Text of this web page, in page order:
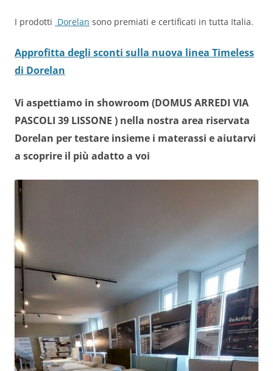
I prodotti Dorelan sono premiati e certificati in tutta Italia.
Approfitta degli sconti sulla nuova linea Timeless
di Dorelan
Vi aspettiamo in showroom (DOMUS ARREDI VIA
PASCOLI 39 LISSONE ) nella nostra area riservata
Dorelan per testare insieme i materassi e aiutarvi
a scoprire il più adatto a voi